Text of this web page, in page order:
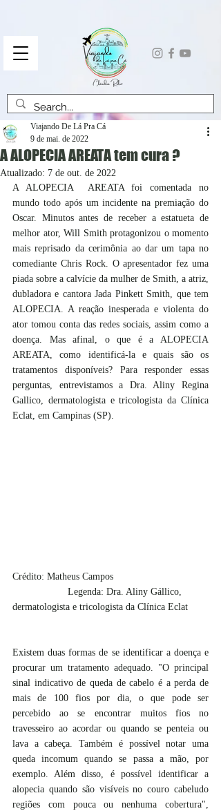
A ALOPECIA AREATA tem cura ?
Viajando De Lá Pra Cá
9 de mai. de 2022
Atualizado: 7 de out. de 2022
A ALOPECIA  AREATA foi comentada no
mundo todo após um incidente na premiação do
Oscar. Minutos antes de receber a estatueta de
melhor ator, Will Smith protagonizou o momento
mais reprisado da cerimônia ao dar um tapa no
comediante Chris Rock. O apresentador fez uma
piada sobre a calvície da mulher de Smith, a atriz,
dubladora e cantora Jada Pinkett Smith, que tem
ALOPECIA. A reação inesperada e violenta do
ator tomou conta das redes sociais, assim como a
doença. Mas afinal, o que é a ALOPECIA
AREATA, como identificá-la e quais são os
tratamentos disponíveis? Para responder essas
perguntas, entrevistamos a Dra. Aliny Regina
Gallico, dermatologista e tricologista da Clínica
Eclat, em Campinas (SP).
Crédito: Matheus Campos
dermatologista e tricologista da Clínica Eclat
Existem duas formas de se identificar a doença e
procurar um tratamento adequado. "O principal
sinal indicativo de queda de cabelo é a perda de
mais de 100 fios por dia, o que pode ser
percebido ao se encontrar muitos fios no
travesseiro ao acordar ou quando se penteia ou
lava a cabeça. Também é possível notar uma
queda incomum quando se passa a mão, por
exemplo. Além disso, é possível identificar a
alopecia quando são visíveis no couro cabeludo
regiões com pouca ou nenhuma cobertura",